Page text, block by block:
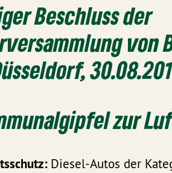
Beschluss der
von
zur
Diesel-Autos der